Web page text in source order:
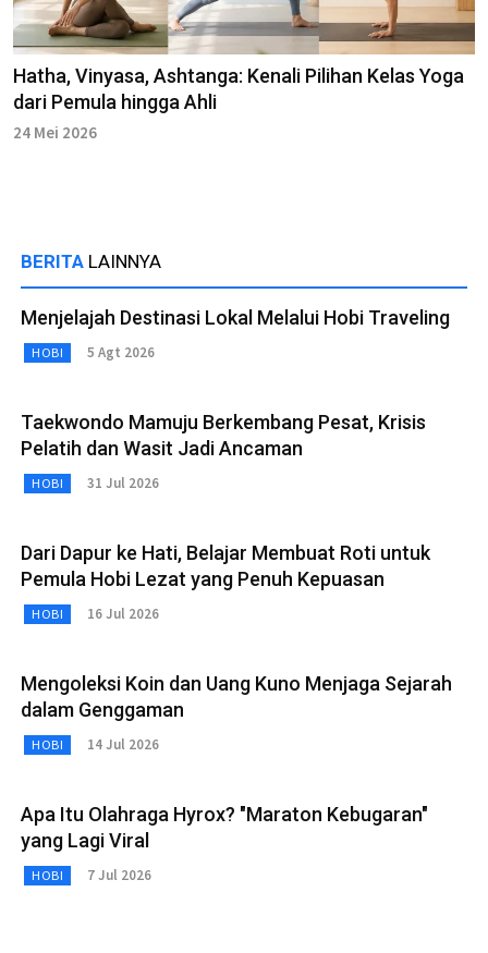
Hatha, Vinyasa, Ashtanga: Kenali Pilihan Kelas Yoga
dari Pemula hingga Ahli
24 Mei 2026
BERITA LAINNYA
Menjelajah Destinasi Lokal Melalui Hobi Traveling
HOBI 5 Agt 2026
Taekwondo Mamuju Berkembang Pesat, Krisis
Pelatih dan Wasit Jadi Ancaman
HOBI 31 Jul 2026
Dari Dapur ke Hati, Belajar Membuat Roti untuk
Pemula Hobi Lezat yang Penuh Kepuasan
HOBI 16 Jul 2026
Mengoleksi Koin dan Uang Kuno Menjaga Sejarah
dalam Genggaman
HOBI 14 Jul 2026
Apa Itu Olahraga Hyrox? "Maraton Kebugaran"
yang Lagi Viral
HOBI 7 Jul 2026